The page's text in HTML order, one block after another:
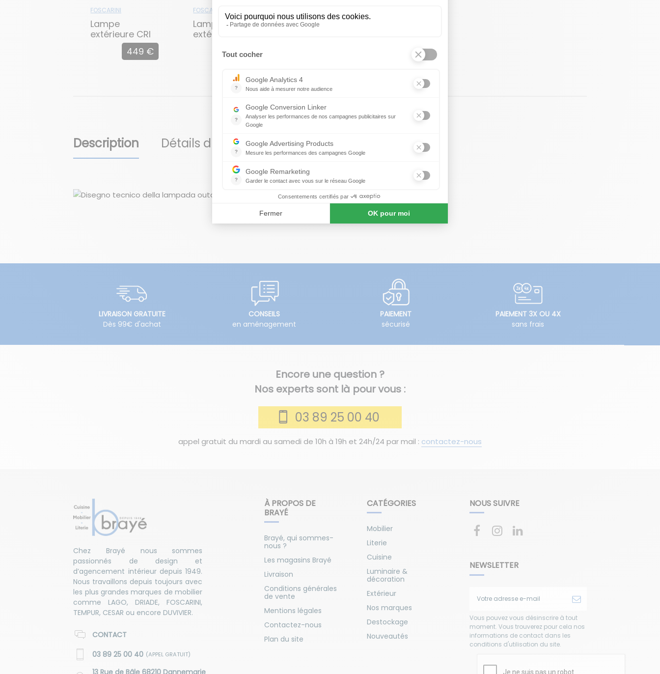
FOSCARINI
Lampe
extérieure CRI
449 €
FOSCARINI
Lampe
extérieure
461 €
Lampe
Lampe extérieure Aplomb
Description Détails du produit À propos de FOSCARINI
Encore une question ?
Nos experts sont là pour vous :
03 89 25 00 40
appel gratuit du mardi au samedi de 10h à 19h et 24h/24 par mail : contactez-nous
LIVRAISON GRATUITE
Dès 99€ d'achat
CONSEILS
en aménagement
PAIEMENT
sécurisé
PAIEMENT 3X OU 4X
sans frais
À PROPOS DE
BRAYÉ
Brayé, qui sommes-
nous ?
Les magasins Brayé
Livraison
Conditions générales
de vente
Mentions légales
Contactez-nous
Plan du site
CATÉGORIES
Mobilier
Literie
Cuisine
Luminaire &
décoration
Extérieur
Nos marques
Destockage
Nouveautés
Chez Brayé nous sommes
passionnés de design et
d’agencement intérieur depuis 1949.
Nous travaillons depuis toujours avec
les plus grandes marques de mobilier
comme LAGO, DRIADE, FOSCARINI,
TEMPUR, CESAR ou encore DUVIVIER.
CONTACT
03 89 25 00 40 (APPEL GRATUIT)
NOUS SUIVRE
NEWSLETTER
Vous pouvez vous désinscrire à tout
moment. Vous trouverez pour cela nos
informations de contact dans les
conditions d'utilisation du site.